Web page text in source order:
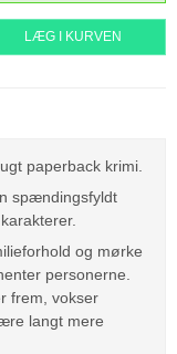
LÆG I KURVEN
paperback krimi.
spændingsfyldt
og mørke
personerne.
frem, vokser
langt mere